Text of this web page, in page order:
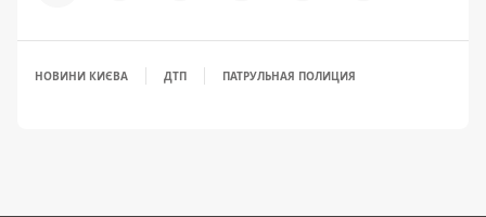
НОВИНИ КИЄВА ДТП ПАТРУЛЬНАЯ ПОЛИЦИЯ